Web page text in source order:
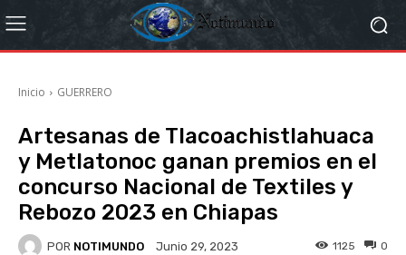
Inicio GUERRERO
Artesanas de Tlacoachistlahuaca
y Metlatonoc ganan premios en el
concurso Nacional de Textiles y
Rebozo 2023 en Chiapas
POR NOTIMUNDO Junio 29, 2023 0
1125